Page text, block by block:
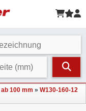
100 mm » W130-160-12